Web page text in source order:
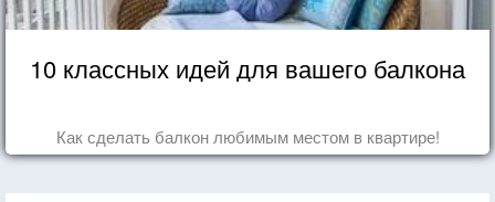
10 классных идей для вашего балкона
Как сделать балкон любимым местом в квартире!